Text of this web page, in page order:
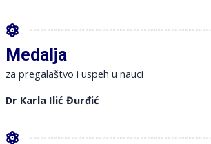
Medalja
za pregalaštvo i uspeh u nauci
Dr Karla Ilić Đurđić